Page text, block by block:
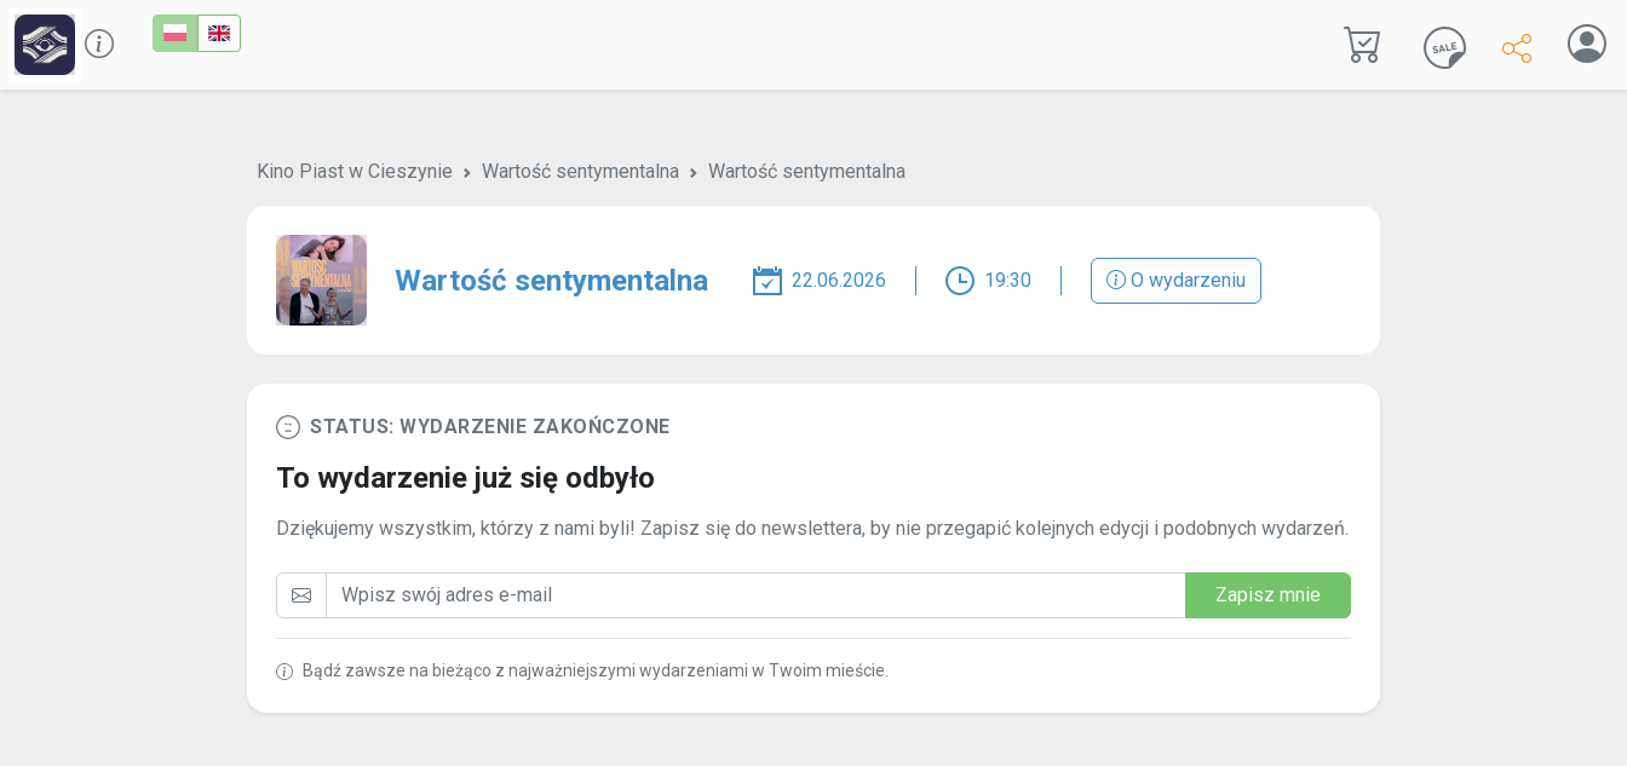
Kino Piast w Cieszynie Wartość sentymentalna Wartość sentymentalna
Wartość sentymentalna 22.06.2026 19:30 O wydarzeniu
STATUS: WYDARZENIE ZAKOŃCZONE
To wydarzenie już się odbyło
Dziękujemy wszystkim, którzy z nami byli! Zapisz się do newslettera, by nie przegapić kolejnych edycji i podobnych wydarzeń.
Zapisz mnie
Bądź zawsze na bieżąco z najważniejszymi wydarzeniami w Twoim mieście.